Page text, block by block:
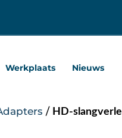
Werkplaats Nieuws
/ HD-